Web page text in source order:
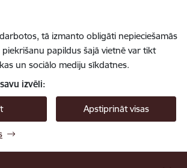
tā izmanto obligāti nepieciešamās
papildus šajā vietnē var tikt
un sociālo mediju sīkdatnes.
izvēli:
Apstiprināt visas